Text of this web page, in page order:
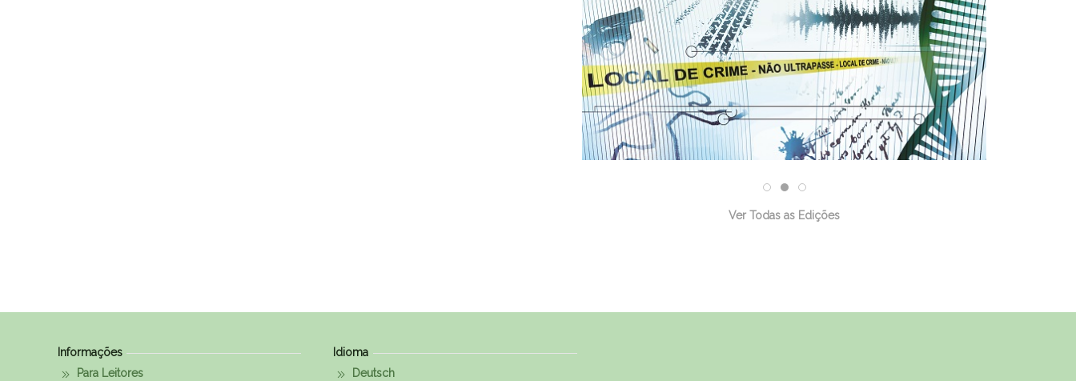
Ver Todas as Edições
Informações
Para Leitores
Idioma
Deutsch